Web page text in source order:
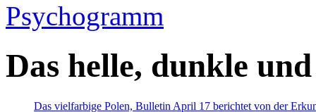
Psychogramm
Das helle, dunkle
Das vielfarbige Polen, Bulletin April 17 berichtet von der